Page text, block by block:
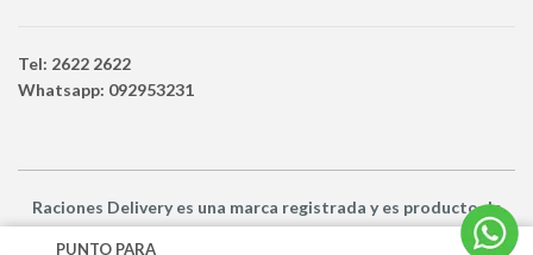
Tel: 2622 2622
Whatsapp: 092953231
Raciones Deliveryes una marca registrada y es productode
Netbuy Uruguay SRL -© Todos los derechos reservados
PUNTO PARA